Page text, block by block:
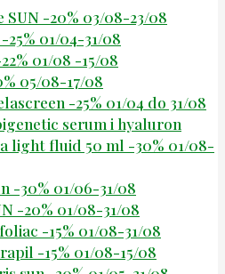
SUN -20% 03/08-23/08
25% 01/04-31/08
01/08 -15/08
05/08-17/08
-25% 01/04 do 31/08
serum i hyaluron
light fluid 50 ml -30% 01/08-
-30% 01/06-31/08
-20% 01/08-31/08
-15% 01/08-31/08
-15% 01/08-15/08